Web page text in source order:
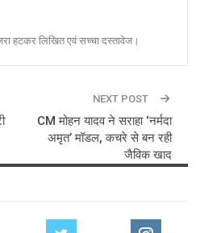
हटकर लिखित एवं सच्चा दस्तावेज।
NEXT POST
CM मोहन यादव ने सराहा ‘नर्मदा
अमृत’ मॉडल, कचरे से बन रही
जैविक खाद